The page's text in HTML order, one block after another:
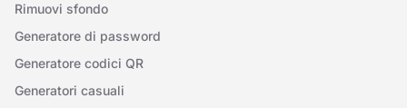
Rimuovi sfondo
Generatore di password
Generatore codici QR
Generatori casuali